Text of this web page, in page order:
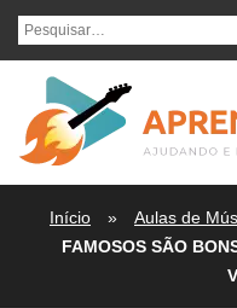
Pesquisar por:
Início » Aulas de
FAMOSOS SÃO